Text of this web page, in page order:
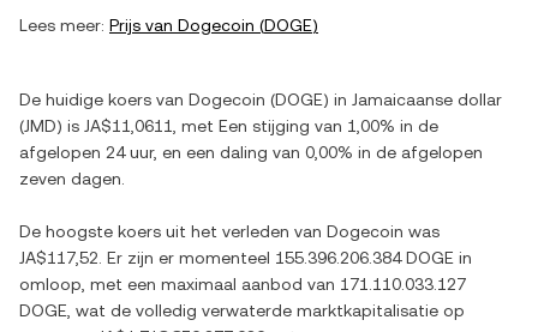
Lees meer: Prijs van Dogecoin (DOGE)
De huidige koers van Dogecoin (DOGE) in Jamaicaanse dollar
(JMD) is JA$11,0611 , met Een stijging van 1,00% in de
afgelopen 24 uur, en een daling van 0,00% in de afgelopen
zeven dagen.
De hoogste koers uit het verleden van Dogecoin was
JA$117,52 . Er zijn er momenteel 155.396.206.384 DOGE in
omloop, met een maximaal aanbod van 171.110.033.127
DOGE , wat de volledig verwaterde marktkapitalisatie op